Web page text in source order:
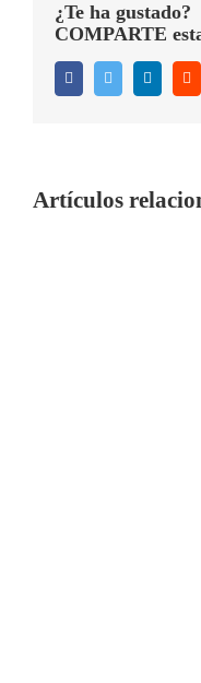
¿Te ha gustado?
COMPARTE
FacebookTwitter LinkedIn
Artículos